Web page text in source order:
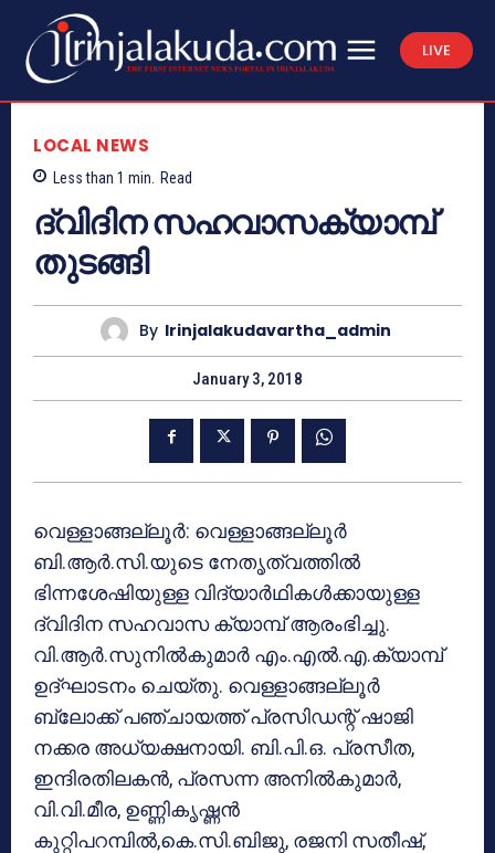
LIVE
LOCAL NEWS
Less than 1 min. Read
ദ്വിദിന സഹവാസക്യാമ്പ്
തുടങ്ങി
By Irinjalakudavartha_admin
January 3, 2018
വെള്ളാങ്ങല്ലൂര്‍: വെള്ളാങ്ങല്ലൂര്‍
ബി.ആര്‍.സി.യുടെ നേതൃത്വത്തില്‍
ഭിന്നശേഷിയുള്ള വിദ്യാര്‍ഥികള്‍ക്കായുള്ള
ദ്വിദിന സഹവാസ ക്യാമ്പ് ആരംഭിച്ചു.
വി.ആര്‍.സുനില്‍കുമാര്‍ എം.എല്‍.എ.ക്യാമ്പ്
ഉദ്ഘാടനം ചെയ്തു. വെള്ളാങ്ങല്ലൂര്‍
ബ്ലോക്ക് പഞ്ചായത്ത് പ്രസിഡന്റ് ഷാജി
നക്കര അധ്യക്ഷനായി. ബി.പി.ഒ. പ്രസീത,
ഇന്ദിരതിലകന്‍, പ്രസന്ന അനില്‍കുമാര്‍,
വി.വി.മീര, ഉണ്ണികൃഷ്ണന്‍
കുറ്റിപറമ്പില്‍,കെ.സി.ബിജു, രജനി സതീഷ്,